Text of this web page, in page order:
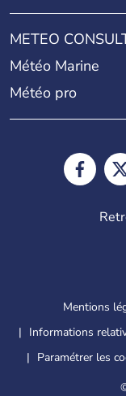
METEO
Météo Marine
Météo pro
Mentions
Informations
Paramétrer les